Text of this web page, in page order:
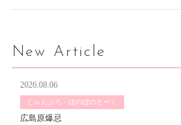
New Article
2026.08.06
じゅんぶろ・ほのぼのとーく
広島原爆忌